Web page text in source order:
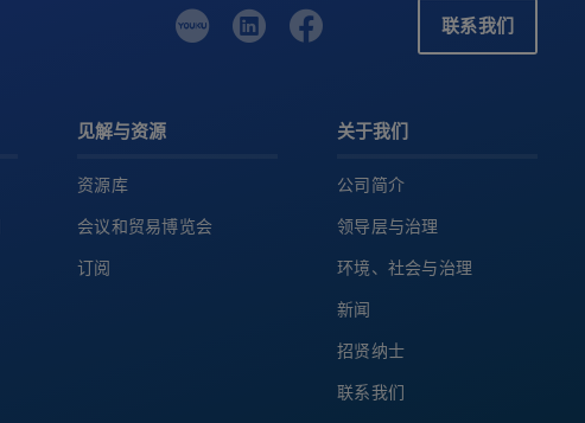
联系我们
见解与资源
资源库
会议和贸易博览会
订阅
关于我们
公司简介
领导层与治理
环境、社会与治理
新闻
招贤纳士
联系我们